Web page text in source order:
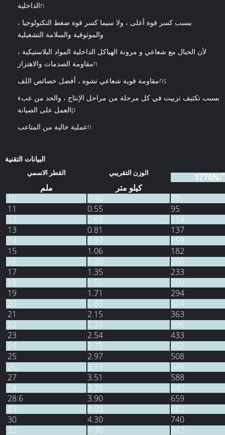
الداخليةn
بسبب كسر قوة أعلى ، ولا سيما كسر قوة ضغط التكنولوجيا ،
والموثوقية والسلامة التشغيلية
لأن الحبال مع شعاعي و مرونة الهياكل الداخلية المواد البلاستيكية ،
مقاومة الصدمات والاهتزازn
مقاومة قوية شعاعي تشوه ، أفضل خصائص اللفns
بسبب تكثيف تزييت في كل مرحلة من مراحل الإنتاج ، والحد من عبء
العمل على الصيانةp
عملية خالية من المتاعبn
البيانات التقنية
القطر الاسمي الوزن التقريبي ²
ملم
كيلو متر
10
0.46
79
11
0.55
95
12
0.69
114
13
0.81
137
14
0.93
159
15
1.06
182
16
1.20
206
17
1.35
233
18
1.55
260
19
1.71
294
20
1.89
324
21
2.15
363
22
2.34
396
23
2.54
433
24
2.75
462
25
2.97
508
26
3.19
546
27
3.51
588
28
3.76
640
28.6
3.90
659
29
4.03
682
30
4.30
740
32
4.90
842